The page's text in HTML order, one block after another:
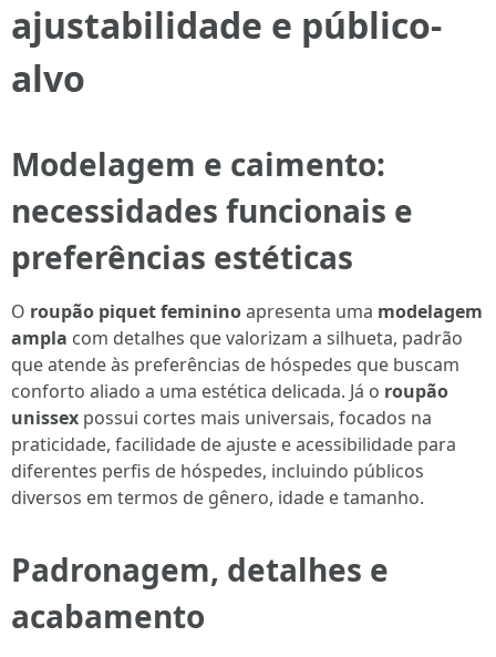
ajustabilidade e público-
alvo
Modelagem e caimento:
necessidades funcionais e
preferências estéticas
O roupão piquet femininoapresenta uma modelagem
ampla com detalhes que valorizam a silhueta, padrão
que atende às preferências de hóspedes que buscam
conforto aliado a uma estética delicada. Já o roupão
unissex possui cortes mais universais, focados na
praticidade, facilidade de ajuste e acessibilidade para
diferentes perfis de hóspedes, incluindo públicos
diversos em termos de gênero, idade e tamanho.
Padronagem, detalhes e
acabamento